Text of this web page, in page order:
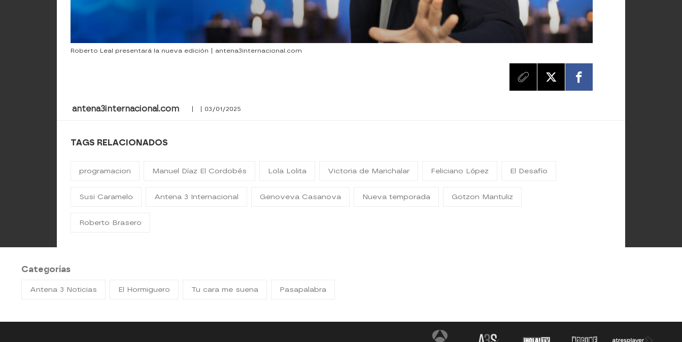
Roberto Leal presentará la nueva edición | antena3internacional.com
antena3internacional.com | | 03/01/2025
TAGS RELACIONADOS
programacion Manuel Díaz El Cordobés Lola Lolita Victoria de Marichalar Feliciano López El Desafío
Susi Caramelo Antena 3 Internacional Genoveva Casanova Nueva temporada Gotzon Mantuliz
Roberto Brasero
Categorías
Antena 3 Noticias El Hormiguero Tu cara me suena Pasapalabra